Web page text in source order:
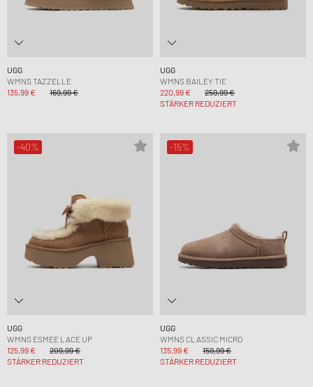
UGG
WMNS TAZZELLE
135,99 €
169,99 €
UGG
WMNS BAILEY TIE
220,99 €
259,99 €
STÄRKER REDUZIERT
-40%
UGG
WMNS ESMEE LACE UP
125,99 €
209,99 €
STÄRKER REDUZIERT
-15%
UGG
WMNS CLASSIC MICRO
135,99 €
159,99 €
STÄRKER REDUZIERT